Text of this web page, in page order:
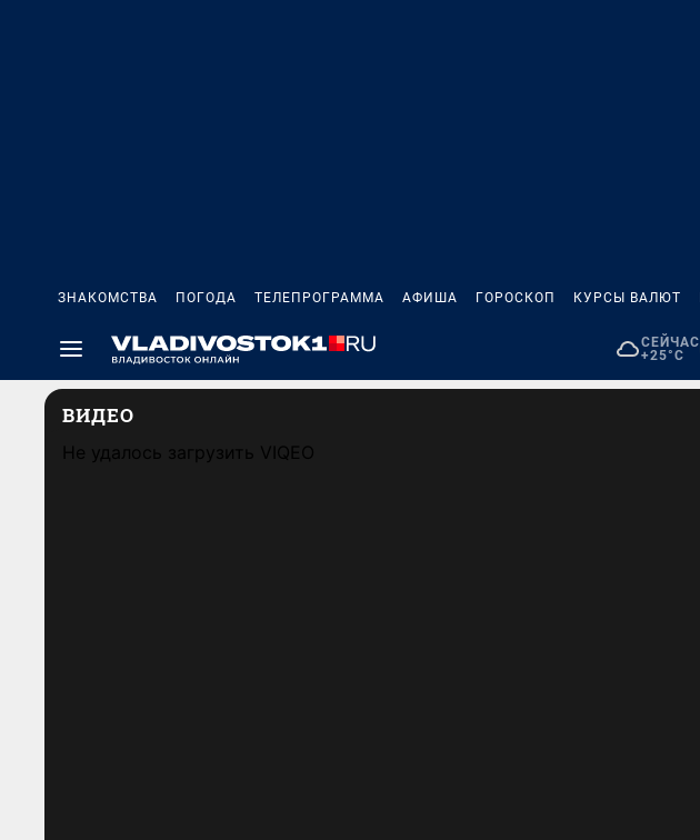
ЗНАКОМСТВА ПОГОДА ТЕЛЕПРОГРАММА АФИША ГОРОСКОП КУРСЫ ВАЛЮТ
СЕЙЧАС
+25°C
ВИДЕО
Не удалось загрузить VIQEO